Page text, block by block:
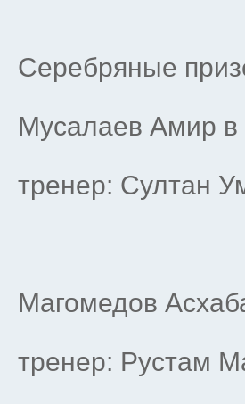
Серебряные
Мусалаев Амир в
тренер: Султан
Магомедов
тренер: Рустам